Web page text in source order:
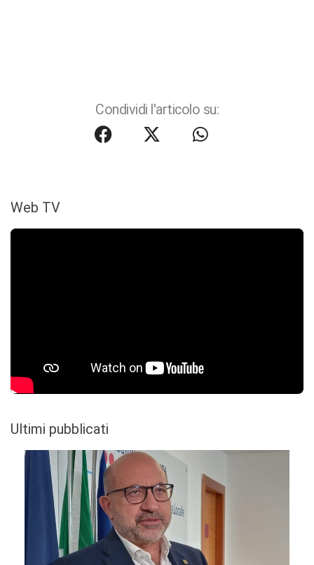
Condividi l'articolo su:
Web TV
Ultimi pubblicati